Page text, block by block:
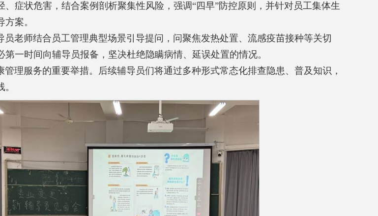
、症状危害，结合案例剖析聚集性风险，强调“四早”防控原则，并针对员工集体生
案。
员老师结合员工管理典型场景引导提问，问聚焦发热处置、流感疫苗接种等关切
第一时间向辅导员报备，坚决杜绝隐瞒病情、延误处置的情况。
管理服务的重要举措。后续辅导员们将通过多种形式常态化排查隐患、普及知识，